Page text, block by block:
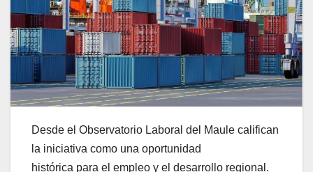
Desde el Observatorio Laboral del Maule califican
la iniciativa como una oportunidad
histórica para el empleo y el desarrollo regional.